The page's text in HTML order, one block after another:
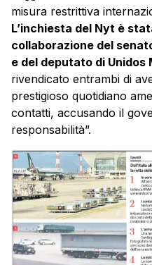
misura restrittiva
L’inchiesta del Nyt è
collaborazione del
e del deputato di Unidos
rivendicato entrambi di
prestigioso quotidiano
contatti, accusando il
responsabilità”.